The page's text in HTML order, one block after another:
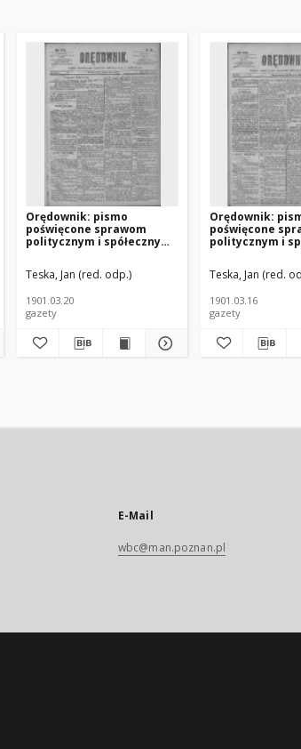
Orędownik: pismo
poświęcone sprawom
politycznym i spółecznym
Teska, Jan (red. odp.)
1901.03.20
gazety
Orędownik:
poświęcone
politycznym i
Teska, Jan (red.
1901.03.16
gazety
E-Mail
wbc@man.poznan.pl